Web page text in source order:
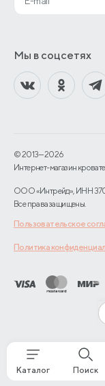
Мы в соцсетях
© 2013—2026
Интернет-магазин
ООО «Интрейд», ИНН
Все права защищены.
Пользовательское
Политика
Каталог Поиск